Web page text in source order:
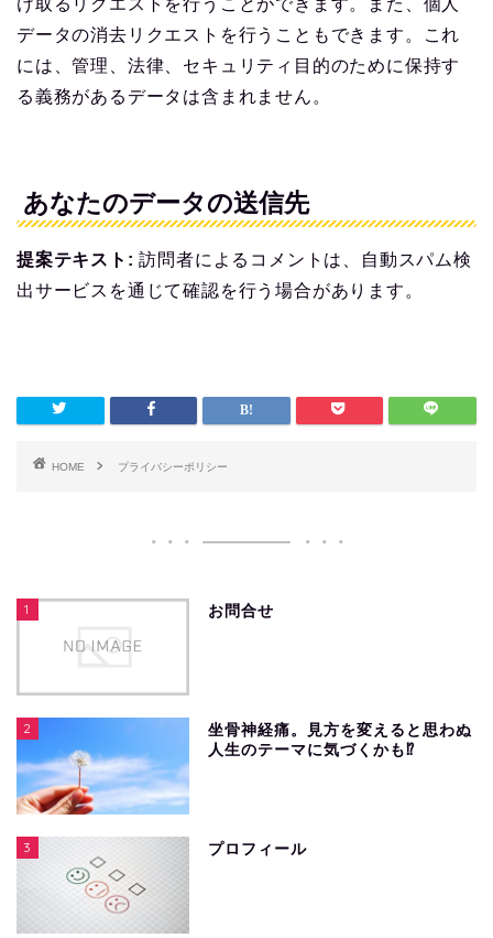
け取るリクエストを行うことができます。また、個人
データの消去リクエストを行うこともできます。これ
には、管理、法律、セキュリティ目的のために保持す
る義務があるデータは含まれません。
あなたのデータの送信先
提案テキスト:訪問者によるコメントは、自動スパム検
出サービスを通じて確認を行う場合があります。
HOME プライバシーポリシー
1 お問合せ
2
坐骨神経痛。見方を変えると思わぬ
人生のテーマに気づくかも⁉︎
3 プロフィール